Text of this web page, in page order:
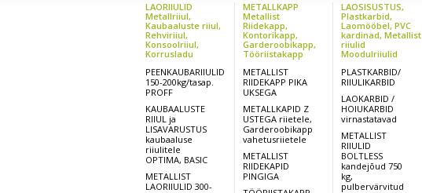
LAORIIULID
Metallriiul,
Kaubaaluste riiul,
Rehviriiul,
Konsoolriiul,
Korrusladu
PEENKAUBARIIULID
150-200kg/tasap.
PROFF
KAUBAALUSTE
RIIUL ja
LISAVARUSTUS
kaubaaluse
riiulitele
OPTIMA, BASIC
METALLIST
LAORIIULID 300-
METALLKAPP
Metallist
Riidekapp,
Kontorikapp,
Garderoobikapp,
Tööriistakapp
METALLIST
RIIDEKAPP PIKA
UKSEGA
METALLKAPID Z
USTEGA riietele,
Garderoobikapp
vahetusriietele
METALLIST
RIIDEKAPID
PINGIGA
LAOSISUSTUS,
Plastkarbid,
Laomööbel, PVC
kardinad, Metallist
riiulid
Moodulriiulid
PLASTKARBID/
RIIULIKARBID
LAOKARBID /
HOIUKARBID
virnastatavad
METALLIST
RIIULID
BOLTLESS
kandejõud 750
kg,
pulbervärvitud